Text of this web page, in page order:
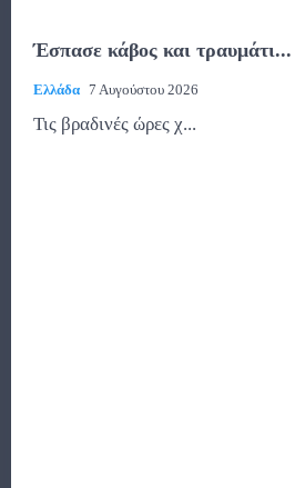
Έσπασε κάβος και τραυμάτι...
Ελλάδα 7 Αυγούστου 2026
Τις βραδινές ώρες χ...